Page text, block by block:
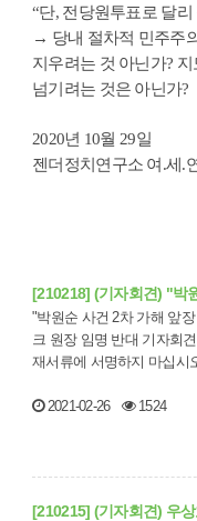
“단, 전당원투표로 달
→ 당내 절차적 민주주
지우려는 것 아닌가?
넘기려는 것은 아닌가?
2020년 10월 29일
젠더정치연구소 여.세.
[210218] (기자회견) "박
"박원순 사건 2차 가해 앞
크 원장 임명 반대 기자회
2021-02-26 1524
[210215] (기자회견) 우